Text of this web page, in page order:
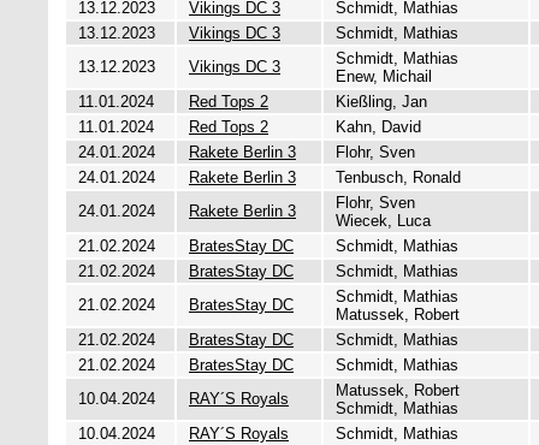
13.12.2023
Vikings DC 3
Schmidt, Mathias
13.12.2023
Vikings DC 3
Schmidt, Mathias
13.12.2023
Vikings DC 3
Schmidt, Mathias
Enew, Michail
11.01.2024
Red Tops 2
Kießling, Jan
11.01.2024
Red Tops 2
Kahn, David
24.01.2024
Rakete Berlin 3
Flohr, Sven
24.01.2024
Rakete Berlin 3
Tenbusch, Ronald
24.01.2024
Rakete Berlin 3
Flohr, Sven
Wiecek, Luca
21.02.2024
BratesStay DC
Schmidt, Mathias
21.02.2024
BratesStay DC
Schmidt, Mathias
21.02.2024
BratesStay DC
Schmidt, Mathias
Matussek, Robert
21.02.2024
BratesStay DC
Schmidt, Mathias
21.02.2024
BratesStay DC
Schmidt, Mathias
10.04.2024
RAY´S Royals
Matussek, Robert
Schmidt, Mathias
10.04.2024
RAY´S Royals
Schmidt, Mathias